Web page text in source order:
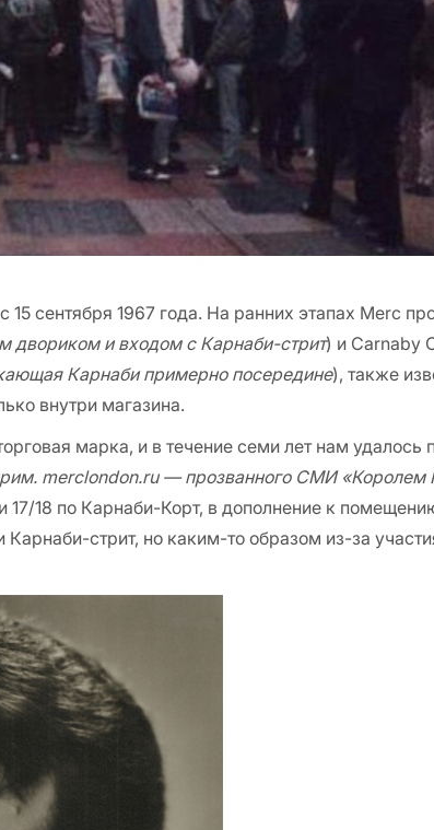
15 сентября 1967 года. На ранних этапах Merc
двориком и входом с Карнаби-стрит) и Carnaby
Карнаби примерно посередине), также
внутри магазина.
марка, и в течение семи лет нам
merclondon.ru — прозванного СМИ «Королем
17/18 по Карнаби-Корт, в дополнение к
стрит, но каким-то образом из-за